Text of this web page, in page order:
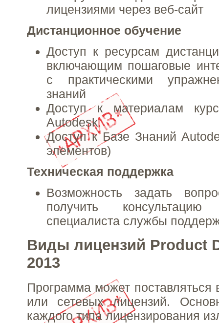
лицензиями через веб-сайт
Дистанционное обучение
Доступ к ресурсам
включающим пошаговые
с практическими
знаний
Доступ к материалам
Autodesk
Доступ к Базе Знаний
элементов)
Техническая поддержка
Возможность задать
получить
специалиста службы
Виды лицензий Product
2013
Программа может поставляться
или сетевых лицензий.
каждого типа лицензирования